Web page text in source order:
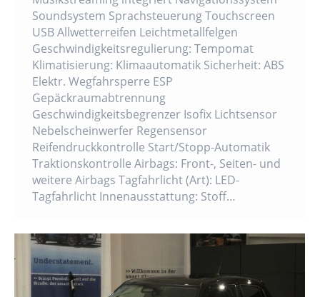
Soundsystem Sprachsteuerung Touchscreen
USB Allwetterreifen Leichtmetallfelgen
Geschwindigkeitsregulierung: Tempomat
Klimatisierung: Klimaautomatik Sicherheit: ABS
Elektr. Wegfahrsperre ESP
Gepäckraumabtrennung
Geschwindigkeitsbegrenzer Isofix Lichtsensor
Nebelscheinwerfer Regensensor
Reifendruckkontrolle Start/Stopp-Automatik
Traktionskontrolle Airbags: Front-, Seiten- und
weitere Airbags Tagfahrlicht (Art): LED-
Tagfahrlicht Innenausstattung: Stoff…